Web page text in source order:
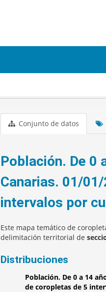
Conjunto de datos
Población. De 0
Canarias. 01/
intervalos por
Este mapa temático de
delimitación territorial de
Distribuciones
Población. De 0 a 14
de coropletas de 5